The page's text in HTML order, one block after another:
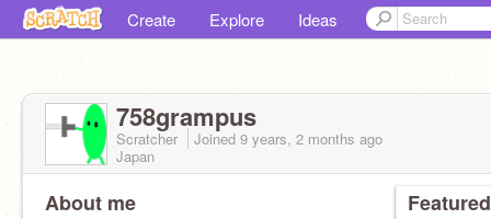
Create Explore Ideas
758grampus
Scratcher Joined 9 years, 2 months ago
Japan
About me